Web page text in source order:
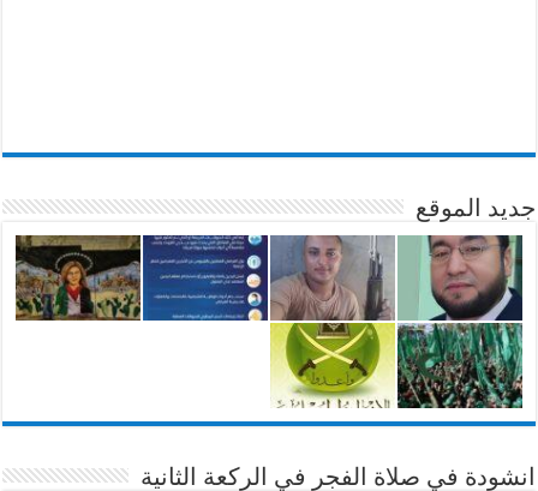
جديد الموقع
انشودة في صلاة الفجر في الركعة الثانية